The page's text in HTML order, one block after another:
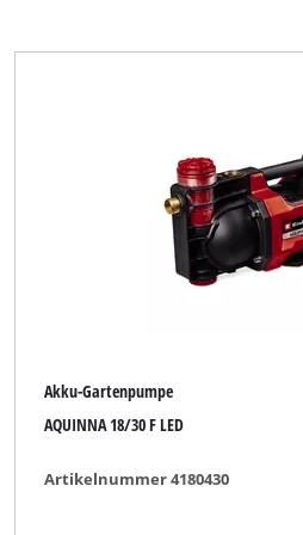
Akku-Gartenpumpe
AQUINNA 18/30 F LED
Artikelnummer 4180430